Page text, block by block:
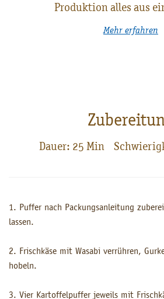
Produktion alles aus
Mehr erfahren
Dauer: 25 Min
1. Puffer nach Packungsanleitung
lassen.
2. Frischkäse mit Wasabi verrühren,
hobeln.
3. Vier Kartoffelpuffer jeweils mit